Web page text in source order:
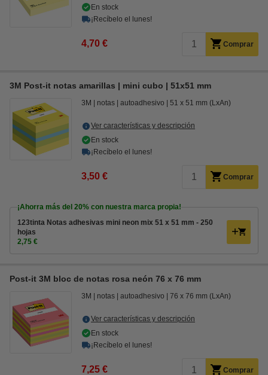
En stock
¡Recíbelo el lunes!
4,70 € Comprar
3M Post-it notas amarillas | mini cubo | 51x51 mm
3M notas autoadhesivo 51 x 51 mm (LxAn)
Ver características y descripción
En stock
¡Recíbelo el lunes!
3,50 € Comprar
¡Ahorra más del 20% con nuestra marca propia!
123tinta Notas adhesivas mini neon mix 51 x 51 mm - 250
hojas
2,75 €
Post-it 3M bloc de notas rosa neón 76 x 76 mm
3M notas autoadhesivo 76 x 76 mm (LxAn)
Ver características y descripción
En stock
¡Recíbelo el lunes!
7,25 € Comprar